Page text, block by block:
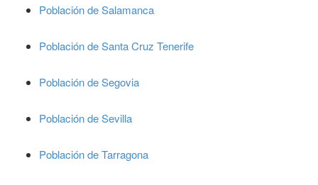
Población de Salamanca
Población de Santa Cruz Tenerife
Población de Segovia
Población de Sevilla
Población de Tarragona